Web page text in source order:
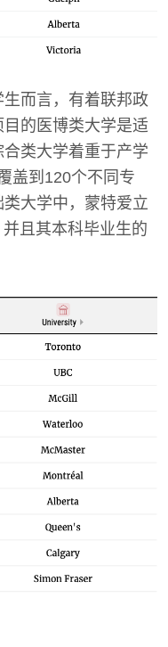
而言，有着联邦政
的医博类大学是适
类大学着重于产学
盖到120个不同专
大学中，蒙特爱立
且其本科毕业生的